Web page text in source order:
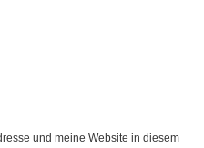
und meine Website in diesem